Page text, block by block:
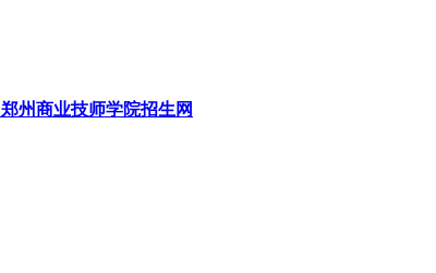
郑州商业技师学院招生网